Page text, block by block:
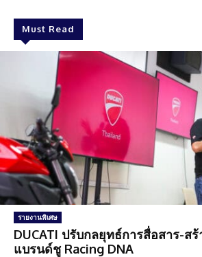
Must Read
รายงานพิเศษ
DUCATI ปรับกลยุทธ์การสื่อสาร-ส
แบรนด์ชู Racing DNA